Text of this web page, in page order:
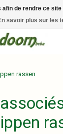
voeding voor
rassen
de rendre ce
savoir plus sur les